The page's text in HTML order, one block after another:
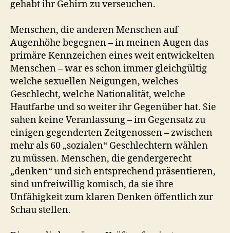
gehabt ihr Gehirn zu verseuchen.
Menschen, die anderen Menschen auf
Augenhöhe begegnen – in meinen Augen das
primäre Kennzeichen eines weit entwickelten
Menschen – war es schon immer gleichgültig
welche sexuellen Neigungen, welches
Geschlecht, welche Nationalität, welche
Hautfarbe und so weiter ihr Gegenüber hat. Sie
sahen keine Veranlassung – im Gegensatz zu
einigen gegenderten Zeitgenossen – zwischen
mehr als 60 „sozialen“ Geschlechtern wählen
zu müssen. Menschen, die gendergerecht
„denken“ und sich entsprechend präsentieren,
sind unfreiwillig komisch, da sie ihre
Unfähigkeit zum klaren Denken öffentlich zur
Schau stellen.